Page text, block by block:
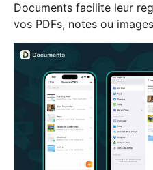
Documents facilite leur
vos PDFs, notes ou